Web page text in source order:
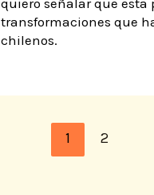
quiero señalar que esta
transformaciones que
chilenos.
1 2